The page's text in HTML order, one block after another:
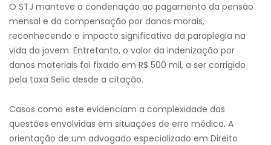
O STJ manteve a condenação ao pagamento da pensão
mensal e da compensação por danos morais,
reconhecendo o impacto significativo da paraplegia na
vida da jovem. Entretanto, o valor da indenização por
danos materiais foi fixado em R$ 500 mil, a ser corrigido
pela taxa Selic desde a citação.​
Casos como este evidenciam a complexidade das
questões envolvidas em situações de erro médico. A
orientação de um advogado especializado em Direito